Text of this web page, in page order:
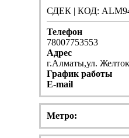
СДЕК | КОД:
Телефон
78007753553
Адрес
г.Алматы,ул.
График работы
E-mail
Метро: